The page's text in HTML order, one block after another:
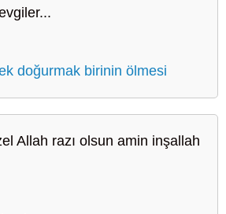
doğurmak birinin ölmesi
Allah razı olsun amin inşallah